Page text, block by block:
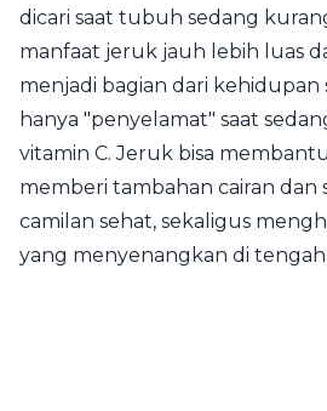
dicari saat tubuh sedang
manfaat jeruk jauh lebih luas
menjadi bagian dari kehidupan
hanya "penyelamat" saat
vitamin C. Jeruk bisa
memberi tambahan cairan dan
camilan sehat, sekaligus
yang menyenangkan di tengah